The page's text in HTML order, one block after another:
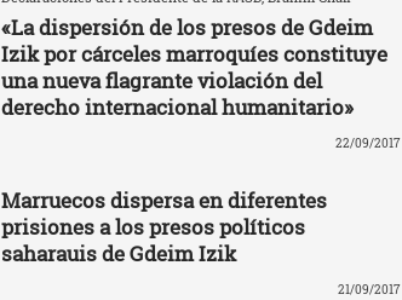
«La dispersión de los presos de Gdeim
Izik por cárceles marroquíes constituye
una nueva flagrante violación del
derecho internacional humanitario»
22/09/2017
Marruecos dispersa en diferentes
prisiones a los presos políticos
saharauis de Gdeim Izik
21/09/2017